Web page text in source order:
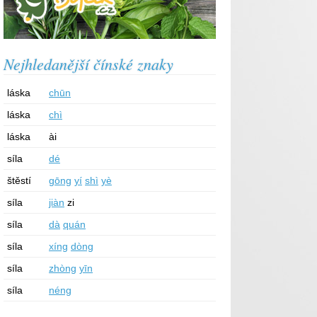
Nejhledanější čínské znaky
láska
chūn
láska
chì
láska
ài
síla
dé
štěstí
gōng yí shì yè
síla
jiàn zi
síla
dà quán
síla
xíng dòng
síla
zhòng yīn
síla
néng